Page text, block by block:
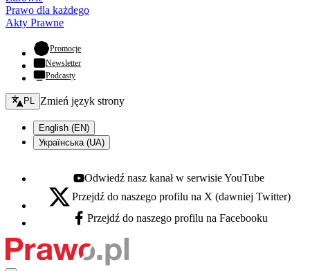
Prawo dla każdego
Akty Prawne
Promocje- otwiera się w nowej karcie
Newsletter
Podcasty
Zmień język - bieżący:
PL Zmień język strony
English (EN)
Українська (UA)
Youtube - otwiera się w nowej karcie
Odwiedź nasz kanał w serwisie YouTube
X - otwiera się w nowej karcie
Przejdź do naszego profilu na X (dawniej Twitter)
Facebook - otwiera się w nowej karcie
Przejdź do naszego profilu na Facebooku